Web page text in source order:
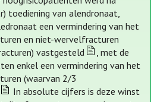
toediening van alendronaat,
een vermindering van het
en niet-wervelfracturen
vastgesteld
, met de
enkel een vermindering van het
(waarvan 2/3
In absolute cijfers is deze winst